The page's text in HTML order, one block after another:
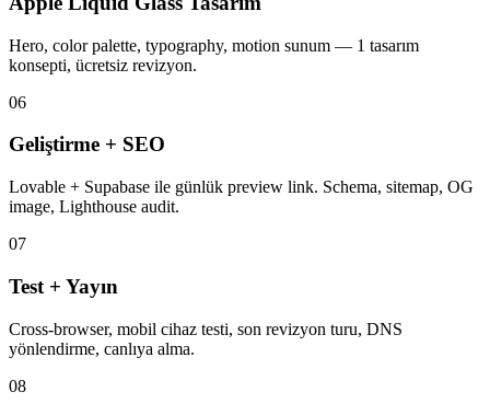
Hero, color palette, typography, motion sunum — 1 tasarım
konsepti, ücretsiz revizyon.
06
Geliştirme + SEO
Lovable + Supabase ile günlük preview link. Schema, sitemap, OG
image, Lighthouse audit.
07
Test + Yayın
Cross-browser, mobil cihaz testi, son revizyon turu, DNS
yönlendirme, canlıya alma.
08